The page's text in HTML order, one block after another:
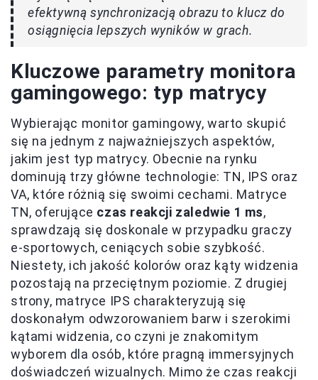
efektywną synchronizacją obrazu to klucz do
osiągnięcia lepszych wyników w grach.
Kluczowe parametry monitora
gamingowego: typ matrycy
Wybierając monitor gamingowy, warto skupić
się na jednym z najważniejszych aspektów,
jakim jest typ matrycy. Obecnie na rynku
dominują trzy główne technologie: TN, IPS oraz
VA, które różnią się swoimi cechami. Matryce
TN, oferujące czas reakcji zaledwie 1 ms,
sprawdzają się doskonale w przypadku graczy
e-sportowych, ceniących sobie szybkość.
Niestety, ich jakość kolorów oraz kąty widzenia
pozostają na przeciętnym poziomie. Z drugiej
strony, matryce IPS charakteryzują się
doskonałym odwzorowaniem barw i szerokimi
kątami widzenia, co czyni je znakomitym
wyborem dla osób, które pragną immersyjnych
doświadczeń wizualnych. Mimo że czas reakcji